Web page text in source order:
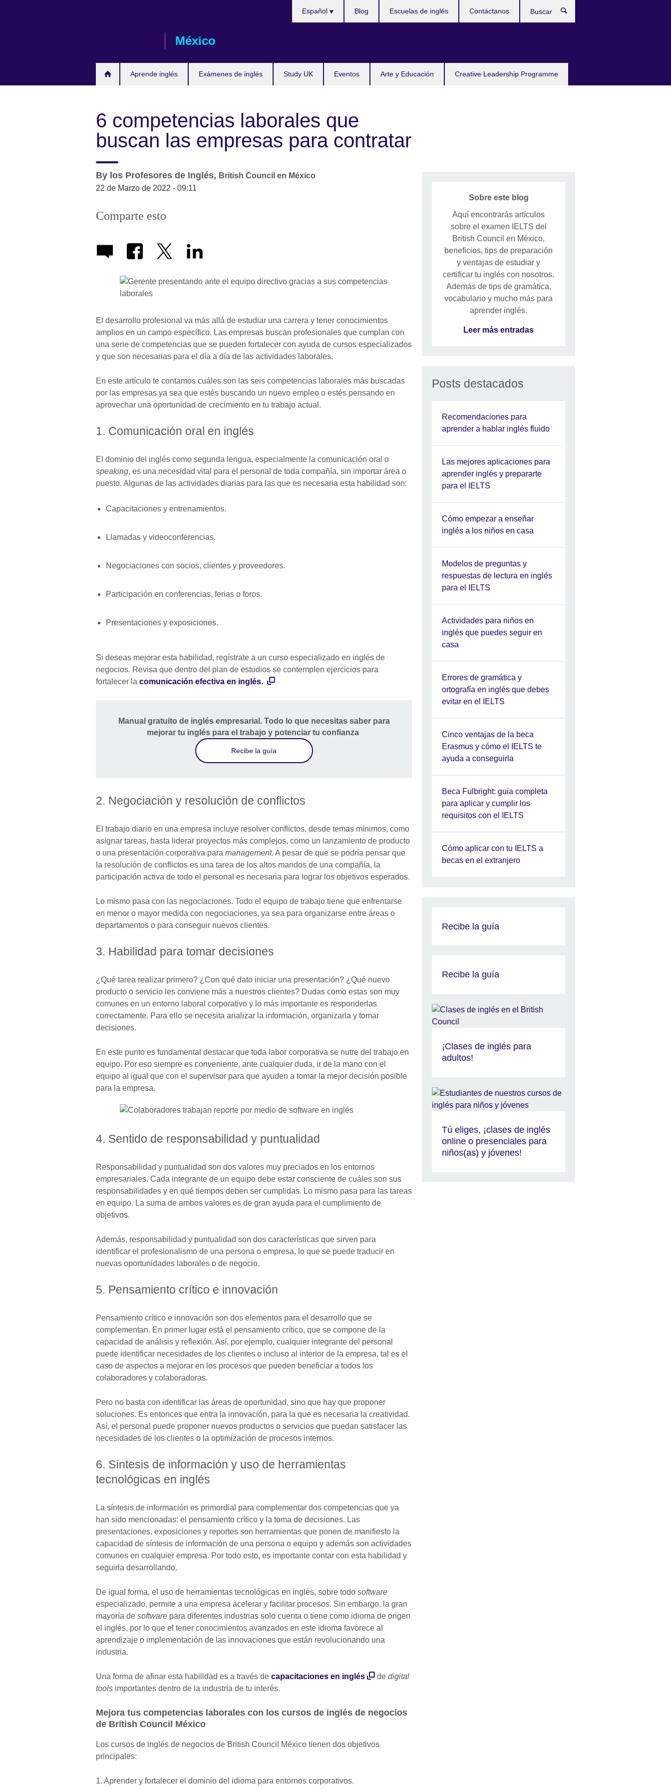
México
Aprende inglés Exámenes de inglés Study UK Eventos Arte y Educación Creative Leadership Programme
Español Blog Escuelas de inglés Contáctanos
6 competencias laborales que
buscan las empresas para contratar
By los Profesores de Inglés, British Council en México
22 de Marzo de 2022 - 09:11
Comparte esto
El desarrollo profesional va más allá de estudiar una carrera y tener conocimientos
amplios en un campo específico. Las empresas buscan profesionales que cumplan con
una serie de competencias que se pueden fortalecer con ayuda de cursos especializados
y que son necesarias para el día a día de las actividades laborales.
En este artículo te contamos cuáles son las seis competencias laborales más buscadas
por las empresas ya sea que estés buscando un nuevo empleo o estés pensando en
aprovechar una oportunidad de crecimiento en tu trabajo actual.
1. Comunicación oral en inglés
El dominio del inglés como segunda lengua, especialmente la comunicación oral o
speaking, es una necesidad vital para el personal de toda compañía, sin importar área o
puesto. Algunas de las actividades diarias para las que es necesaria esta habilidad son:
Capacitaciones y entrenamientos.
Llamadas y videoconferencias.
Negociaciones con socios, clientes y proveedores.
Participación en conferencias, ferias o foros.
Presentaciones y exposiciones.
Si deseas mejorar esta habilidad, regístrate a un curso especializado en inglés de
negocios. Revisa que dentro del plan de estudios se contemplen ejercicios para
fortalecer la comunicación efectiva en inglés.
Manual gratuito de inglés empresarial. Todo lo que necesitas saber para
mejorar tu inglés para el trabajo y potenciar tu confianza
Recibe la guía
2. Negociación y resolución de conflictos
El trabajo diario en una empresa incluye resolver conflictos, desde temas mínimos, como
asignar tareas, hasta liderar proyectos más complejos, como un lanzamiento de producto
o una presentación corporativa para management. A pesar de que se podría pensar que
la resolución de conflictos es una tarea de los altos mandos de una compañía, la
participación activa de todo el personal es necesaria para lograr los objetivos esperados.
Lo mismo pasa con las negociaciones. Todo el equipo de trabajo tiene que enfrentarse
en menor o mayor medida con negociaciones, ya sea para organizarse entre áreas o
departamentos o para conseguir nuevos clientes.
3. Habilidad para tomar decisiones
¿Qué tarea realizar primero? ¿Con qué dato iniciar una presentación? ¿Qué nuevo
producto o servicio les conviene más a nuestros clientes? Dudas como estas son muy
comunes en un entorno laboral corporativo y lo más importante es responderlas
correctamente. Para ello se necesita analizar la información, organizarla y tomar
decisiones.
En este punto es fundamental destacar que toda labor corporativa se nutre del trabajo en
equipo. Por eso siempre es conveniente, ante cualquier duda, ir de la mano con el
equipo al igual que con el supervisor para que ayuden a tomar la mejor decisión posible
para la empresa.
4. Sentido de responsabilidad y puntualidad
Responsabilidad y puntualidad son dos valores muy preciados en los entornos
empresariales. Cada integrante de un equipo debe estar consciente de cuáles son sus
responsabilidades y en qué tiempos deben ser cumplidas. Lo mismo pasa para las tareas
en equipo. La suma de ambos valores es de gran ayuda para el cumplimiento de
objetivos.
Además, responsabilidad y puntualidad son dos características que sirven para
identificar el profesionalismo de una persona o empresa, lo que se puede traducir en
nuevas oportunidades laborales o de negocio.
5. Pensamiento crítico e innovación
Pensamiento crítico e innovación son dos elementos para el desarrollo que se
complementan. En primer lugar está el pensamiento crítico, que se compone de la
capacidad de análisis y reflexión. Así, por ejemplo, cualquier integrante del personal
puede identificar necesidades de los clientes o incluso al interior de la empresa, tal es el
caso de aspectos a mejorar en los procesos que pueden beneficiar a todos los
colaboradores y colaboradoras.
Pero no basta con identificar las áreas de oportunidad, sino que hay que proponer
soluciones. Es entonces que entra la innovación, para la que es necesaria la creatividad.
Así, el personal puede proponer nuevos productos o servicios que puedan satisfacer las
necesidades de los clientes o la optimización de procesos internos.
6. Síntesis de información y uso de herramientas
tecnológicas en inglés
La síntesis de información es primordial para complementar dos competencias que ya
han sido mencionadas: el pensamiento crítico y la toma de decisiones. Las
presentaciones, exposiciones y reportes son herramientas que ponen de manifiesto la
capacidad de síntesis de información de una persona o equipo y además son actividades
comunes en cualquier empresa. Por todo esto, es importante contar con esta habilidad y
seguirla desarrollando.
De igual forma, el uso de herramientas tecnológicas en inglés, sobre todo software
especializado, permite a una empresa acelerar y facilitar procesos. Sin embargo, la gran
mayoría de software para diferentes industrias solo cuenta o tiene como idioma de origen
el inglés, por lo que el tener conocimientos avanzados en este idioma favorece al
aprendizaje o implementación de las innovaciones que están revolucionando una
industria.
Una forma de afinar esta habilidad es a través de capacitaciones en inglés de digital
tools importantes dentro de la industria de tu interés.
Mejora tus competencias laborales con los cursos de inglés de negocios
de British Council México
Los cursos de inglés de negocios de British Council México tienen dos objetivos
principales:
1. Aprender y fortalecer el dominio del idioma para entornos corporativos.
Sobre este blog
Aquí encontrarás artículos
sobre el examen IELTS del
British Council en México,
beneficios, tips de preparación
y ventajas de estudiar y
certificar tu inglés con nosotros.
Además de tips de gramática,
vocabulario y mucho más para
aprender inglés.
Leer más entradas
Posts destacados
Recomendaciones para
aprender a hablar inglés fluido
Las mejores aplicaciones para
aprender inglés y prepararte
para el IELTS
Cómo empezar a enseñar
inglés a los niños en casa
Modelos de preguntas y
respuestas de lectura en inglés
para el IELTS
Actividades para niños en
inglés que puedes seguir en
casa
Errores de gramática y
ortografía en inglés que debes
evitar en el IELTS
Cinco ventajas de la beca
Erasmus y cómo el IELTS te
ayuda a conseguirla
Beca Fulbright: guia completa
para aplicar y cumplir los
requisitos con el IELTS
Cómo aplicar con tu IELTS a
becas en el extranjero
Recibe la guía
Recibe la guía
¡Clases de inglés para
adultos!
Tú eliges, ¡clases de inglés
online o presenciales para
niños(as) y jóvenes!